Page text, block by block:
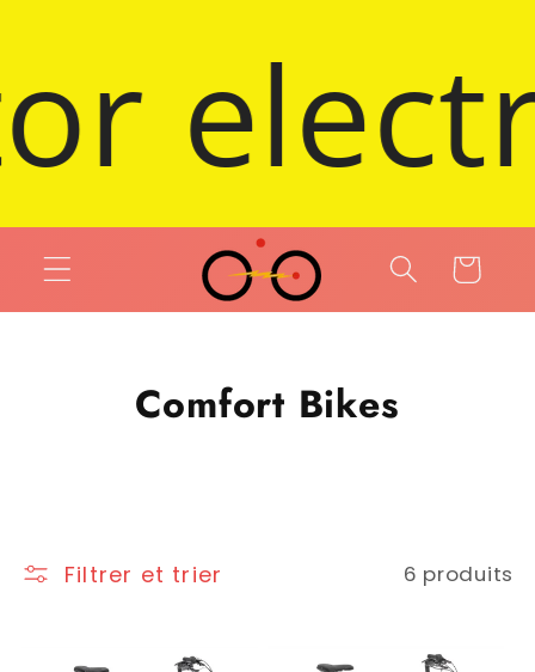
Panier
Comfort Bikes
Filtrer et trier 6 produits